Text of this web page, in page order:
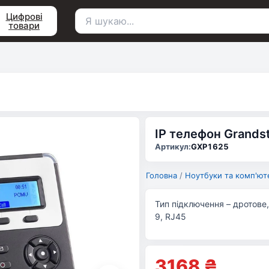
Цифрові
товари
Пошук
IP телефон
Артикул:GXP1625
Головна / Ноутбуки та
Тип підключення – дротове,
9, RJ45